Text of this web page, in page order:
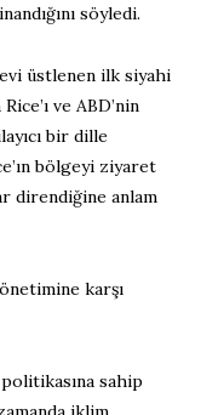
söyledi.
üstlenen ilk siyahi
ve ABD’nin
bir dille
bölgeyi ziyaret
direndiğine anlam
karşı
sahip